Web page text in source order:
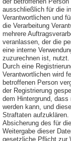
der betroffenen Person
ausschließlich für die
Verantwortlichen und
die Verarbeitung
mehrere
veranlassen, der die
eine interne
zuzurechnen ist, nutzt.
Durch eine
Verantwortlichen wird
betroffenen Person
der Registrierung
dem Hintergrund,
werden kann, und
Straftaten
Absicherung des für
Weitergabe dieser